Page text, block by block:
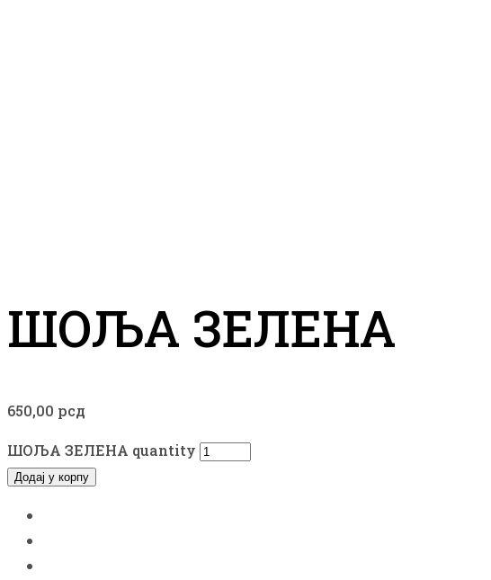
ШОЉА ЗЕЛЕНА
650,00 рсд
ШОЉА ЗЕЛЕНА quantity
Додај у корпу